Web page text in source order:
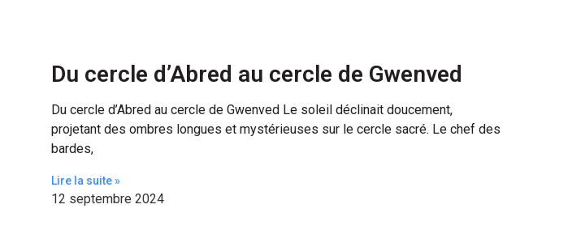
Du cercle d’Abred au cercle de Gwenved
Du cercle d’Abred au cercle de Gwenved Le soleil déclinait doucement,
projetant des ombres longues et mystérieuses sur le cercle sacré. Le chef des
bardes,
Lire la suite »
12 septembre 2024